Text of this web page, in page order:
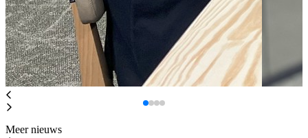
Meer nieuws